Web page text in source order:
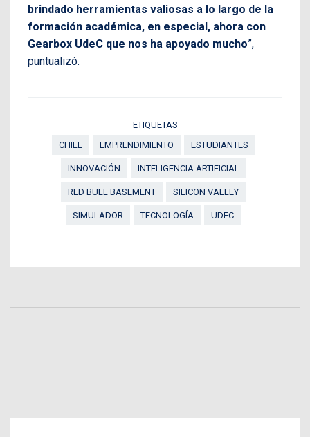
brindado herramientas valiosas a lo largo de la
formación académica, en especial, ahora con
Gearbox UdeC que nos ha apoyado mucho”,
puntualizó.
ETIQUETAS
CHILE
EMPRENDIMIENTO ESTUDIANTES
INNOVACIÓN INTELIGENCIA ARTIFICIAL
RED BULL BASEMENT SILICON VALLEY
SIMULADOR TECNOLOGÍA UDEC